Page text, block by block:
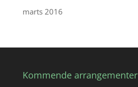
marts 2016
Kommende arrangementer